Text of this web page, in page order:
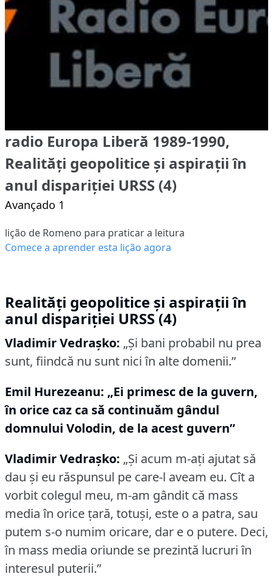
radio Europa Liberă 1989-1990,
Realități geopolitice și aspirații în
anul dispariției URSS (4)
Avançado 1
lição de Romeno para praticar a leitura
Comece a aprender esta lição agora
Realități geopolitice și aspirații în
anul dispariției URSS (4)
Vladimir Vedraşko: „Şi bani probabil nu prea
sunt, fiindcă nu sunt nici în alte domenii.”
Emil Hurezeanu: „Ei primesc de la guvern,
în orice caz ca să continuăm gândul
domnului Volodin, de la acest guvern”
Vladimir Vedraşko: „Şi acum m-aţi ajutat să
dau şi eu răspunsul pe care-l aveam eu. Cît a
vorbit colegul meu, m-am gândit că mass
media în orice ţară, totuşi, este o a patra, sau
putem s-o numim oricare, dar e o putere. Deci,
în mass media oriunde se prezintă lucruri în
interesul puterii.”